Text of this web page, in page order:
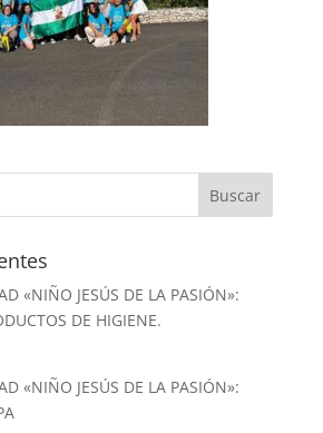
«NIÑO JESÚS DE LA PASIÓN»:
DE HIGIENE.
«NIÑO JESÚS DE LA PASIÓN»: